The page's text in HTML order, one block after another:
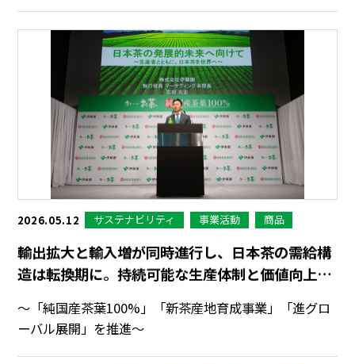
2026.05.12 サステナビリティ 事業活動 商品
輸出拡大と輸入増が同時進行し、日本茶の需給構
造は転換期に。持続可能な生産体制と価値向上に
～「純国産茶葉100%」「新茶産地育成事業」「進グロ
ーバル展開」を推進～